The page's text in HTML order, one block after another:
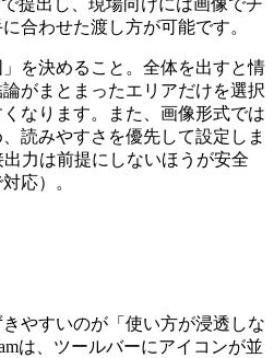
合わせた渡し方が可能です。
を決めること。全体を出すと情
がまとまったエリアだけを選択
なります。また、画像形式では
読みやすさを優先して設定しま
力は前提にしないほうが安全
応）。
やすいのが「使い方が浸透しな
は、ツールバーにアイコンが並